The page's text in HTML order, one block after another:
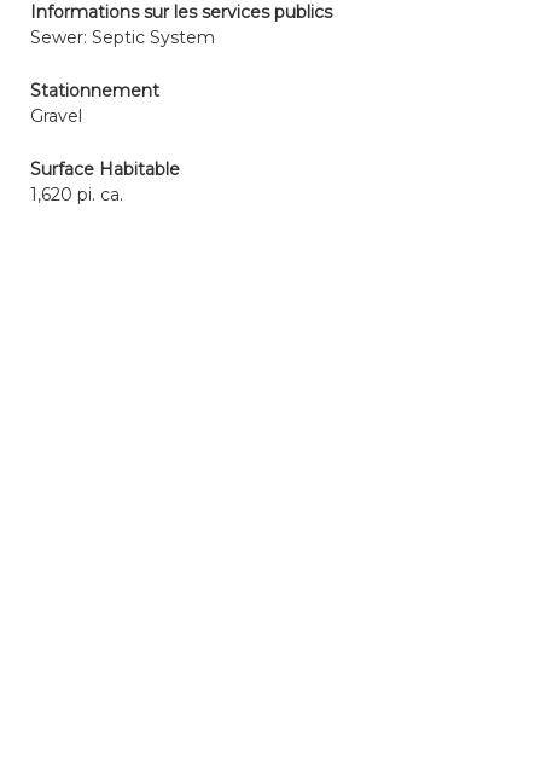
Informations sur les services publics
Sewer: Septic System
Stationnement
Gravel
Surface Habitable
1,620 pi. ca.